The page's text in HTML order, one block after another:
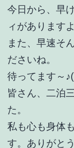
今日から、早
ィがありますよ
また、早速そ
ださいね。
待ってます～
皆さん、二泊
た。
私も心も身体
す。ありがと